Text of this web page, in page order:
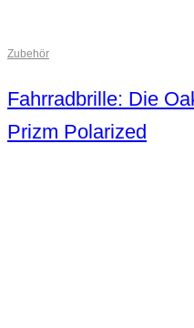
Zubehör
Fahrradbrille: Die
Prizm Polarized